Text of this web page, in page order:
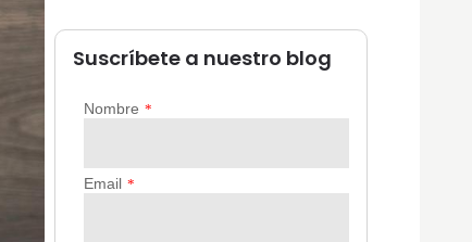
Suscríbete a nuestro blog